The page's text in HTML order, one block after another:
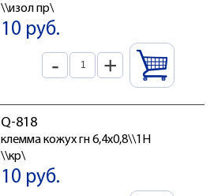
\\изол пр\
10 руб.
- +
Q-818
клемма кожух гн 6,4x0,8\\1H
\\кр\
10 руб.